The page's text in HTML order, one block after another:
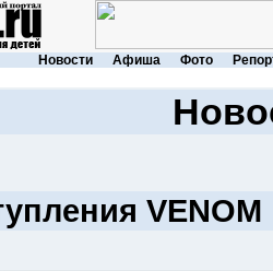
Новости Афиша Фото
VENOM